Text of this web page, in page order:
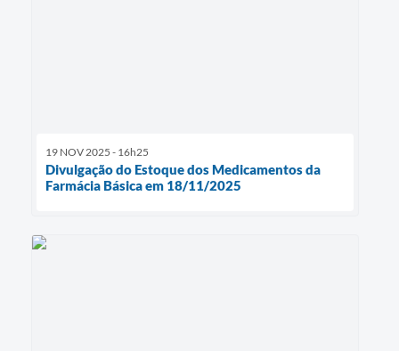
19 NOV 2025 - 16h25
Divulgação do Estoque dos Medicamentos da
Farmácia Básica em 18/11/2025